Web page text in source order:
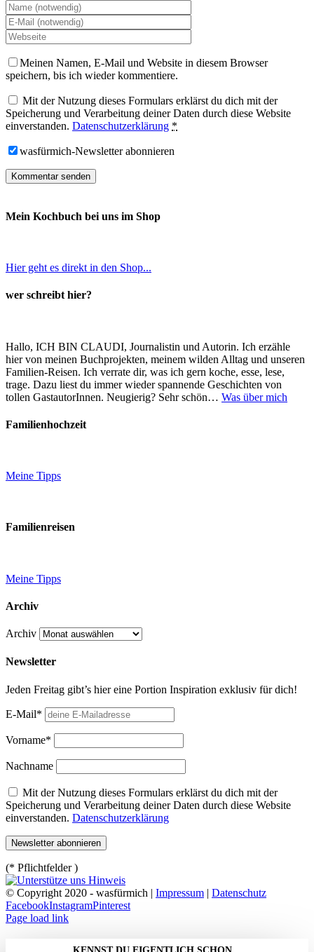
Meinen Namen, E-Mail und Website in diesem Browser
speichern, bis ich wieder kommentiere.
Mit der Nutzung dieses Formulars erklärst du dich mit der
Speicherung und Verarbeitung deiner Daten durch diese Website
einverstanden. Datenschutzerklärung *
wasfürmich-Newsletter abonnieren
Mein Kochbuch bei uns im Shop
Hier geht es direkt in den Shop...
wer schreibt hier?
Hallo, ICH BIN CLAUDI, Journalistin und Autorin. Ich erzähle
hier von meinen Buchprojekten, meinem wilden Alltag und unseren
Familien-Reisen. Ich verrate dir, was ich gern koche, esse, lese,
trage. Dazu liest du immer wieder spannende Geschichten von
tollen GastautorInnen. Neugierig? Sehr schön… Was über mich
Familienhochzeit
Meine Tipps
Familienreisen
Meine Tipps
Archiv
Archiv
Newsletter
Jeden Freitag gibt’s hier eine Portion Inspiration exklusiv für dich!
E-Mail*
Vorname*
Nachname
Mit der Nutzung dieses Formulars erklärst du dich mit der
Speicherung und Verarbeitung deiner Daten durch diese Website
einverstanden. Datenschutzerklärung
(* Pflichtfelder )
© Copyright 2020 - wasfürmich | Impressum | Datenschutz
FacebookInstagramPinterest
Page load link